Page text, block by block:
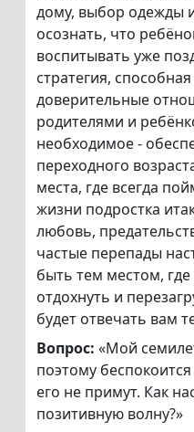
дому, выбор одежды
осознать, что
воспитывать уже
стратегия,
доверительные
родителями и
необходимое -
переходного
места, где всегда
жизни подростка
любовь,
частые перепады
быть тем местом,
отдохнуть и
будет отвечать вам
Вопрос: «Мой
поэтому
его не примут. Как
позитивную волну?»